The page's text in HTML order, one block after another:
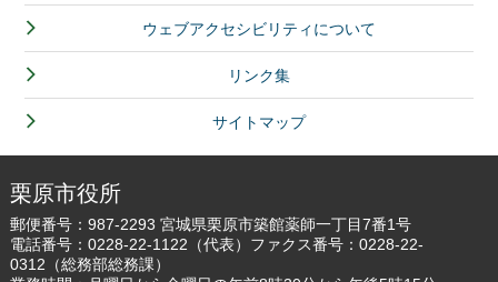
ウェブアクセシビリティについて
リンク集
サイトマップ
栗原市役所
郵便番号：987-2293 宮城県栗原市築館薬師一丁目7番1号
電話番号： 0228-22-1122 （代表）ファクス番号：0228-22-
0312（総務部総務課）